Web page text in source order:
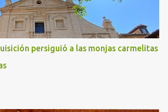
persiguió a las monjas carmelitas